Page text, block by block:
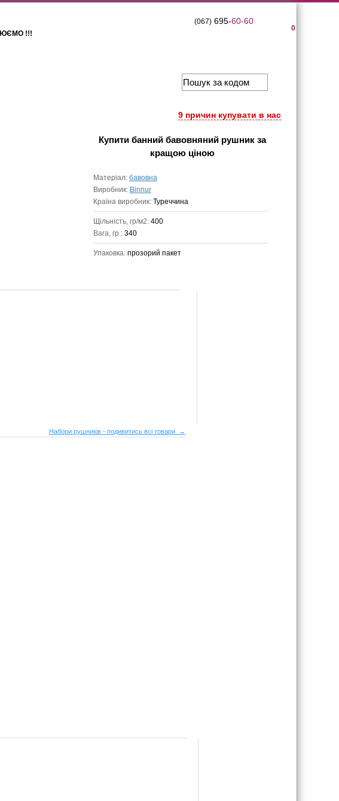
!!!
0
(067)695-60-60
9 причин купувати в нас
Купити банний бавовняний рушник за
кращою ціною
Матеріал: бавовна
Виробник: Binnur
Країна виробник: Туреччина
Щільність, гр/м2: 400
Вага, гр.: 340
Упаковка: прозорий пакет
Набори рушників - подивитись всі товари →